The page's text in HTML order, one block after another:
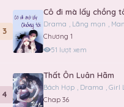
3
Cô đi mà lấy chồng
Drama , Lãng mạn ,
Chương 1
51 lượt xem
4
Thất Ôn Luân Hãm
Bách Hợp , Drama , Girl
Chap 36